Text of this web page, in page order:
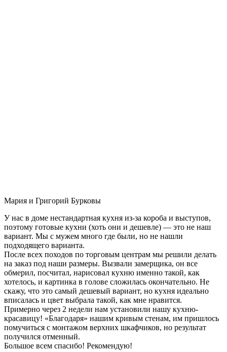
Мария и Григорий Бурковы
У нас в доме нестандартная кухня из-за короба и выступов,
поэтому готовые кухни (хоть они и дешевле) — это не наш
вариант. Мы с мужем много где были, но не нашли
подходящего варианта.
После всех походов по торговым центрам мы решили делать
на заказ под наши размеры. Вызвали замерщика, он все
обмерил, посчитал, нарисовал кухню именно такой, как
хотелось, и картинка в голове сложилась окончательно. Не
скажу, что это самый дешевый вариант, но кухня идеально
вписалась и цвет выбрала такой, как мне нравится.
Примерно через 2 недели нам установили нашу кухню-
красавицу! «Благодаря» нашим кривым стенам, им пришлось
помучиться с монтажом верхних шкафчиков, но результат
получился отменный.
Большое всем спасибо! Рекомендую!